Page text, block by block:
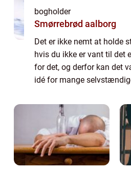
bogholder
Smørrebrød aalborg
Det er ikke nemt at holde
hvis du ikke er vant til det
for det, og derfor kan det
idé for mange